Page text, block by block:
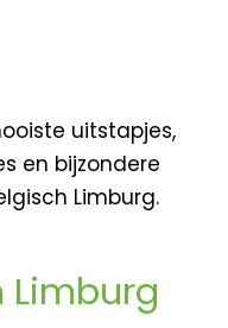
uitstapjes,
en bijzondere
Limburg.
Limburg